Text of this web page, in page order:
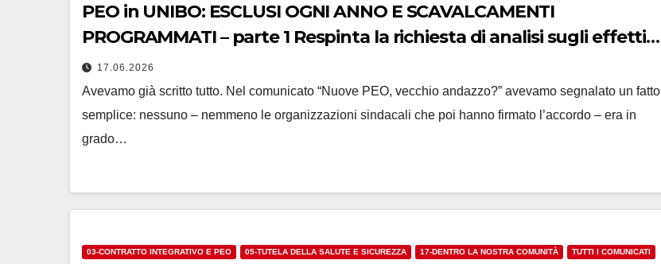
PEO in UNIBO: ESCLUSI OGNI ANNO E SCAVALCAMENTI
PROGRAMMATI – parte 1 Respinta la richiesta di analisi sugli effetti
futuri dei criteri di selezione
17.06.2026
Avevamo già scritto tutto. Nel comunicato “Nuove PEO, vecchio andazzo?” avevamo segnalato un fatto
semplice: nessuno – nemmeno le organizzazioni sindacali che poi hanno firmato l’accordo – era in
grado…
03-CONTRATTO INTEGRATIVO E PEO 05-TUTELA DELLA SALUTE E SICUREZZA 17-DENTRO LA NOSTRA COMUNITÀ TUTTI I COMUNICATI